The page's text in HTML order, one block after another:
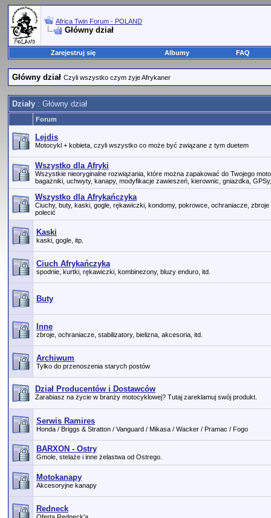
Africa Twin Forum - POLAND
Główny dział
Zarejestruj się Albumy FAQ
Główny dział Czyli wszystko czym żyje Afrykaner
Działy : Główny dział
Forum
Lejdis
Motocykl + kobieta, czyli wszystko co może być związane z tym duetem
Wszystko dla Afryki
Wszystkie nieoryginalne rozwiązania, które można zapakować do Twojego
bagażniki, uchwyty, kanapy, modyfikacje zawieszeń, kierownic, gniazdka,
Wszystko dla Afrykańczyka
Ciuchy, buty, kaski, gogle, rękawiczki, kondomy, pokrowce, ochraniacze,
polecić
Kaski
kaski, gogle, itp.
Ciuch Afrykańczyka
spodnie, kurtki, rękawiczki, kombinezony, bluzy enduro, itd.
Buty
Inne
zbroje, ochraniacze, stabilizatory, bielizna, akcesoria, itd.
Archiwum
Tylko do przenoszenia starych postów
Dział Producentów i Dostawców
Zarabiasz na życie w branży motocyklowej? Tutaj zareklamuj swój produkt.
Serwis Ramires
Honda / Briggs & Stratton / Vanguard / Mikasa / Wacker / Pramac / Fogo
BARXON - Ostry
Gmole, stelaże i inne żelastwa od Ostrego.
Motokanapy
Akcesoryjne kanapy
Redneck